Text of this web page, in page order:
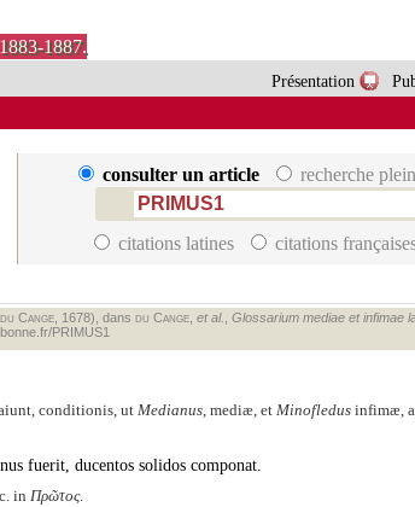
1887.
Présentation
consulter un article recherche
citations latines citations
du Cange, 1678), dans du Cange, et al. Glossarium mediae et infimae
PRIMUS1
conditionis, utMedianus, mediæ, et Minofledusinfimæ,
fuerit, ducentos solidos componat.
in Πρῶτος.